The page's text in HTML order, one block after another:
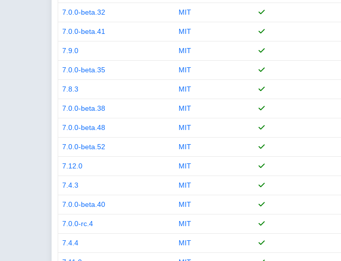
7.0.0-beta.32 MIT
7.0.0-beta.41 MIT
7.9.0 MIT
7.0.0-beta.35 MIT
7.8.3 MIT
7.0.0-beta.38 MIT
7.0.0-beta.48 MIT
7.0.0-beta.52 MIT
7.12.0 MIT
7.4.3 MIT
7.0.0-beta.40 MIT
7.0.0-rc.4 MIT
7.4.4 MIT